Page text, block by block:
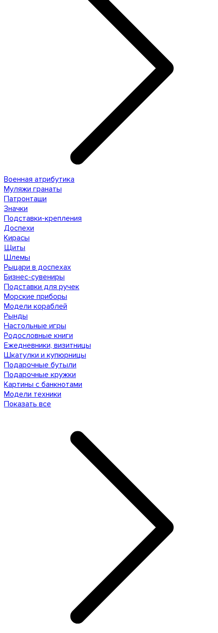
Военная атрибутика
Муляжи гранаты
Патронташи
Значки
Подставки-крепления
Доспехи
Кирасы
Щиты
Шлемы
Рыцари в доспехах
Бизнес-сувениры
Подставки для ручек
Морские приборы
Модели кораблей
Рынды
Настольные игры
Родословные книги
Ежедневники, визитницы
Шкатулки и купюрницы
Подарочные бутыли
Подарочные кружки
Картины с банкнотами
Модели техники
Показать все